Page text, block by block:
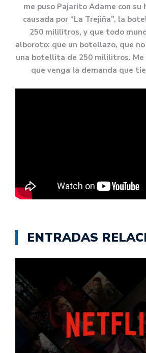
me puso Pajarito Adame con
causada por “La Trejiña”, la
250 mililitros, y que todo
alboroto: que un botellazo, que
una botellita de 250 mililitros. Me
que venga la demanda que
ENTRADAS